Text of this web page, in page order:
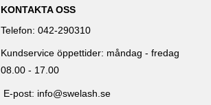
KONTAKTA OSS
Telefon: 042-290310
Kundservice öppettider: måndag - fredag
08.00 - 17.00
E-post: info@swelash.se